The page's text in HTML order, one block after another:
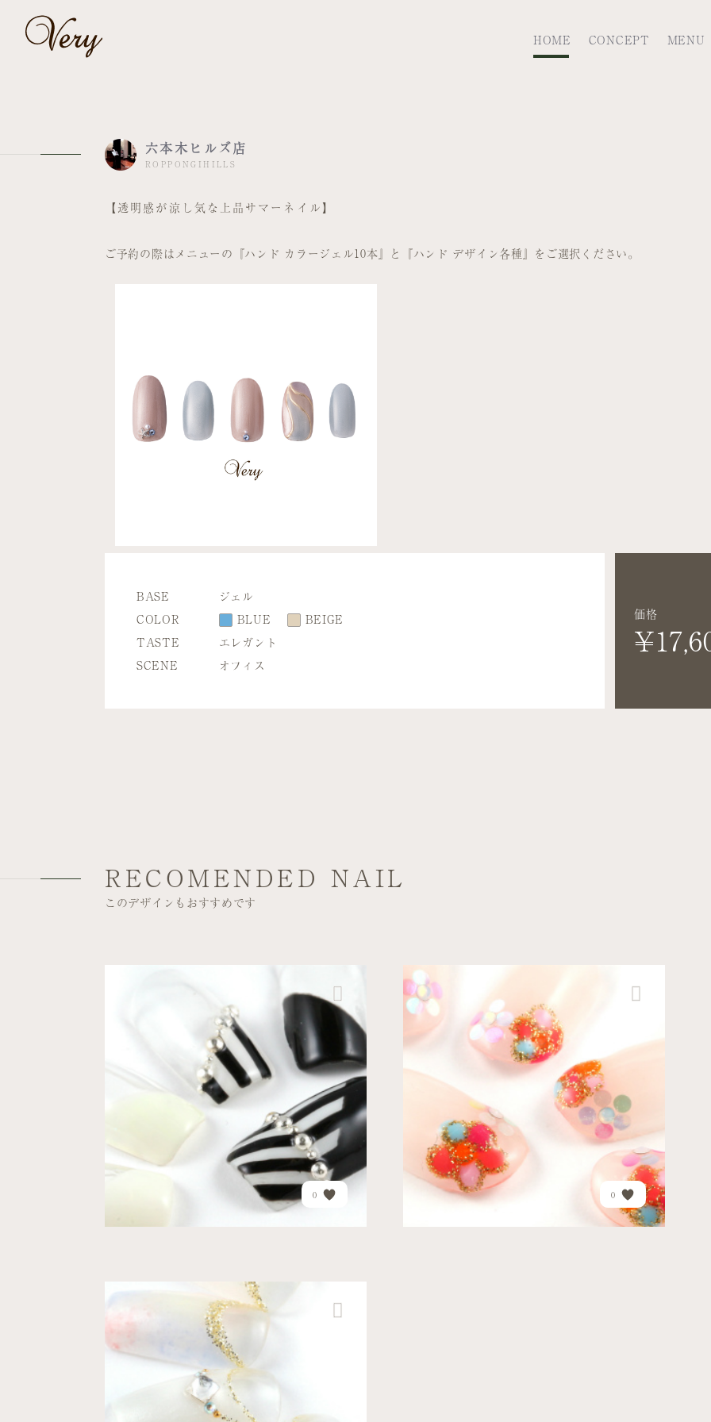
HOME CONCEPT MENU
六本木ヒルズ店
ROPPONGIHILLS
【透明感が涼し気な上品サマーネイル】
ご予約の際はメニューの『ハンド カラージェル10本』と『ハンド デザイン各種』をご選択ください。
BASE
ジェル
COLOR
BLUE
BEIGE
TASTE
エレガント
SCENE
オフィス
価格
RECOMENDED NAIL
このデザインもおすすめです
0
モノトーンストライプで辛...
¥14,010
0
キュート
かわいらしいお花ネイル
¥17,870
エレガント オフィス
あわい色合いのたいだいが...
¥16,342